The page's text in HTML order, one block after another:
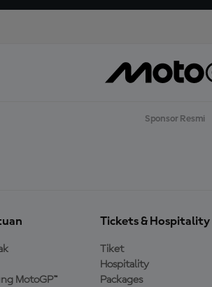
Sponsor Resmi
MotoGP™
Tickets & Hospitality
Tiket
Hospitality
Packages